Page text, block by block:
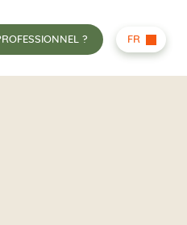
? FR